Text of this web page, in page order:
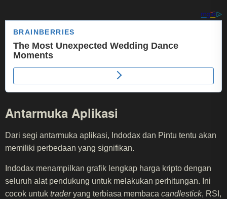
Antarmuka Aplikasi
Dari segi antarmuka aplikasi, Indodax dan Pintu tentu akan
memiliki perbedaan yang signifikan.
Indodax menampilkan grafik lengkap harga kripto dengan
seluruh alat pendukung untuk melakukan perhitungan. Ini
cocok untuk traderyang terbiasa membaca candlestick, RSI,